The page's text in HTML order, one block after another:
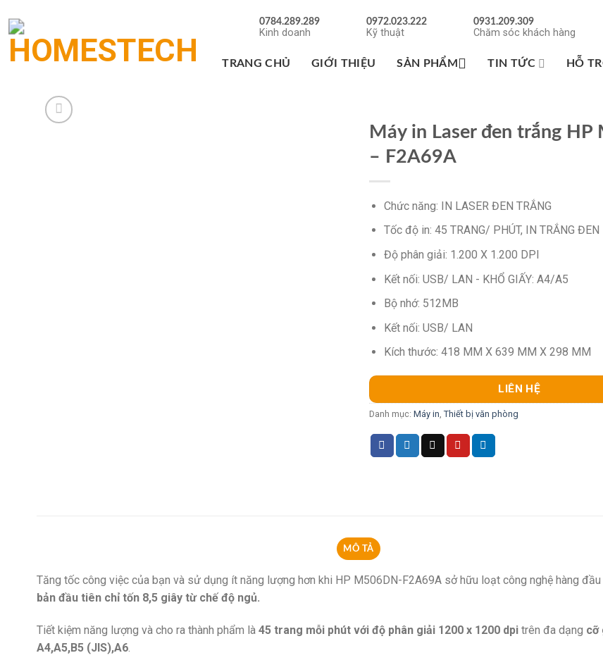
đến
nội
dung
0784.289.289
Kinh doanh
0972.023.222
Kỹ thuật
0931.209.309
Chăm sóc khách hàng
TRANG CHỦ GIỚI THIỆU SẢN PHẨM TIN TỨC HỖ
Máy in Laser đen trắng HP
– F2A69A
Chức năng: IN LASER ĐEN TRẮNG
Tốc độ in: 45 TRANG/ PHÚT, IN TRẮNG ĐEN
Độ phân giải: 1.200 X 1.200 DPI
Kết nối: USB/ LAN - KHỔ GIẤY: A4/A5
Bộ nhớ: 512MB
Kết nối: USB/ LAN
Kích thước: 418 MM X 639 MM X 298 MM
LIÊN HỆ
Danh mục: Máy in, Thiết bị văn phòng
MÔ TẢ
Tăng tốc công việc của bạn và sử dụng ít năng lượng hơn khi HP M506DN-F2A69A sở hữu loạt công nghệ hàng
bản đầu tiên chỉ tốn 8,5 giây từ chế độ ngủ.
Tiết kiệm năng lượng và cho ra thành phẩm là 45 trang mỗi phút với độ phân giải 1200 x 1200 dpi trên đa dạng cỡ
A4,A5,B5 (JIS),A6.